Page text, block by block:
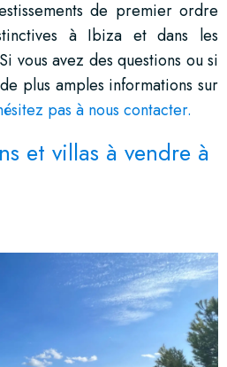
de premier ordre
à Ibiza et dans les
vous avez des questions ou si
plus amples informations sur
pas à nous contacter.
et villas à vendre à